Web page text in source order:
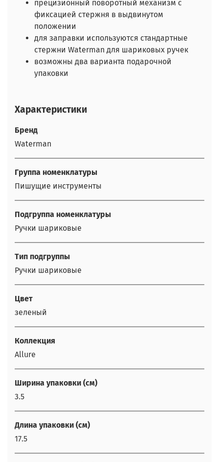
прецизионный поворотный механизм с
фиксацией стержня в выдвинутом
положении
для заправки используются стандартные
стержни Waterman для шариковых ручек
возможны два варианта подарочной
упаковки
Характеристики
Бренд
Waterman
Группа номенклатуры
Пишущие инструменты
Подгруппа номенклатуры
Ручки шариковые
Тип подгруппы
Ручки шариковые
Цвет
зеленый
Коллекция
Allure
Ширина упаковки (см)
3.5
Длина упаковки (см)
17.5